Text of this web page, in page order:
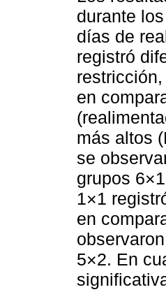
durante
días de
registró
en
más altos
se
grupos
1×1
en
5×2. En